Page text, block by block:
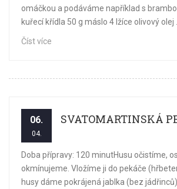
omáčkou a podáváme například s
kuřecí křídla 50 g máslo 4 lžíce olivový olej ...
Číst více
06.
04.
SVATOMARTINSKÁ
Doba přípravy: 120 minutHusu očistíme,
okmínujeme. Vložíme ji do pekáče
husy dáme pokrájená jablka (bez